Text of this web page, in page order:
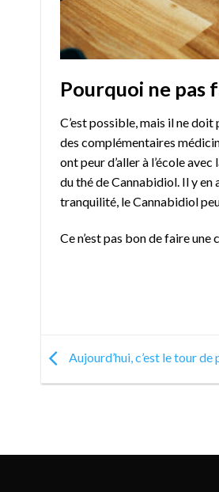
Pourquoi ne pas
C’est possible, mais il ne
des complémentaires
ont peur d’aller à l’école
du thé de Cannabidiol. Il y en
tranquilité, le Cannabidiol
Ce n’est pas bon de faire
Aujourd’hui, c’est le tour